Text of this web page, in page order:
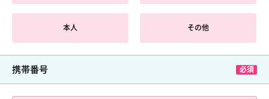
本人 その他
携帯番号